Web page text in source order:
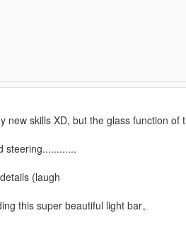
new skills XD, but the glass function
steering............
(laugh
this super beautiful light bar。